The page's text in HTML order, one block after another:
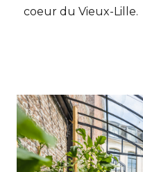
coeur du Vieux-Lille.